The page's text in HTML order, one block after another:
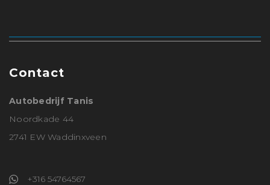
Contact
Autobedrijf Tanis
Noordkade 44
2741 EW Waddinxveen
+316 54764567